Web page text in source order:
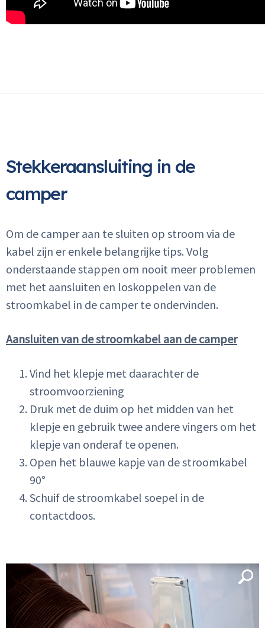
Stekkeraansluiting in de
camper
Om de camper aan te sluiten op stroom via de
kabel zijn er enkele belangrijke tips. Volg
onderstaande stappen om nooit meer problemen
met het aansluiten en loskoppelen van de
stroomkabel in de camper te ondervinden.
Aansluiten van de stroomkabel aan de camper
Vind het klepje met daarachter de
stroomvoorziening
Druk met de duim op het midden van het
klepje en gebruik twee andere vingers om het
klepje van onderaf te openen.
Open het blauwe kapje van de stroomkabel
90°
Schuif de stroomkabel soepel in de
contactdoos.